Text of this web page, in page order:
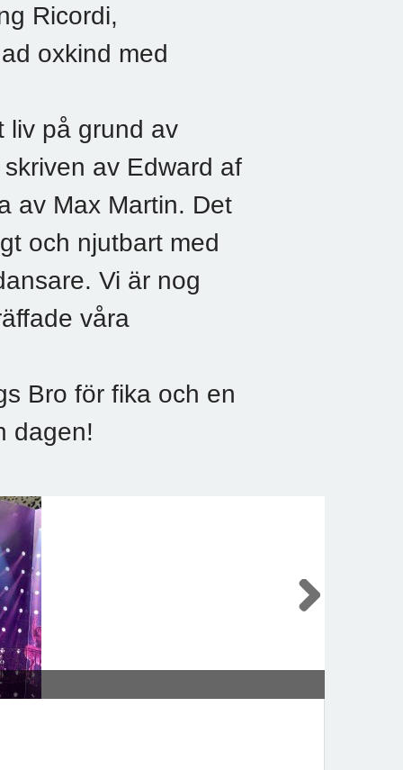
Ricordi,
oxkind med
liv på grund av
av Edward af
av Max Martin. Det
och njutbart med
Vi är nog
våra
Bro för fika och en
dagen!